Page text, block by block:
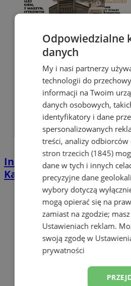
Industrialna podróż
Katowice. Nadchodzi
Odpowiedzialne
danych
My i nasi partnerzy
technologii do
informacji na Twoim
danych osobowych,
identyfikatory i dane
spersonalizowanych
treści, analizy odbiorców
stron trzecich (1845)
dane w tych i innych
precyzyjne dane
wybory dotyczą
mogą opierać się na
zamiast na zgodzie;
Ustawieniach reklam.
swoją zgodę w
prywatności